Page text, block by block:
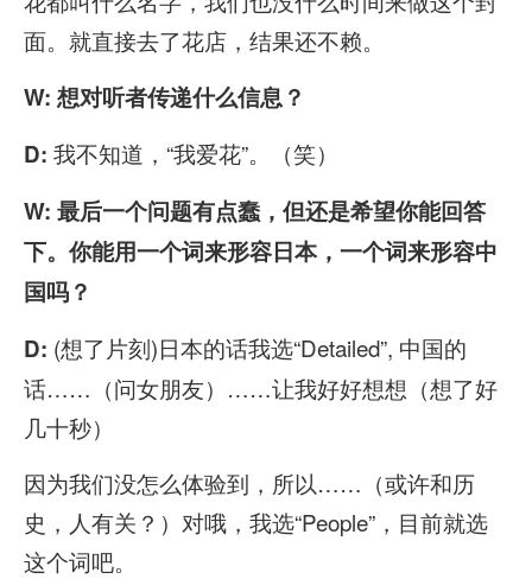
面。就直接去了花店，结果还不赖。
W: 想对听者传递什么信息？
D: 我不知道，“我爱花”。（笑）
W: 最后一个问题有点蠢，但还是希望你能回答
下。你能用一个词来形容日本，一个词来形容中
国吗？
D: (想了片刻)日本的话我选“Detailed”, 中国的
话……（问女朋友）……让我好好想想（想了好
几十秒）
因为我们没怎么体验到，所以……（或许和历
史，人有关？）对哦，我选“People”，目前就选
这个词吧。